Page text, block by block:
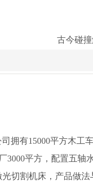
古今碰
有15000平方木工
3000平方，配置五轴
切割机床，产品做